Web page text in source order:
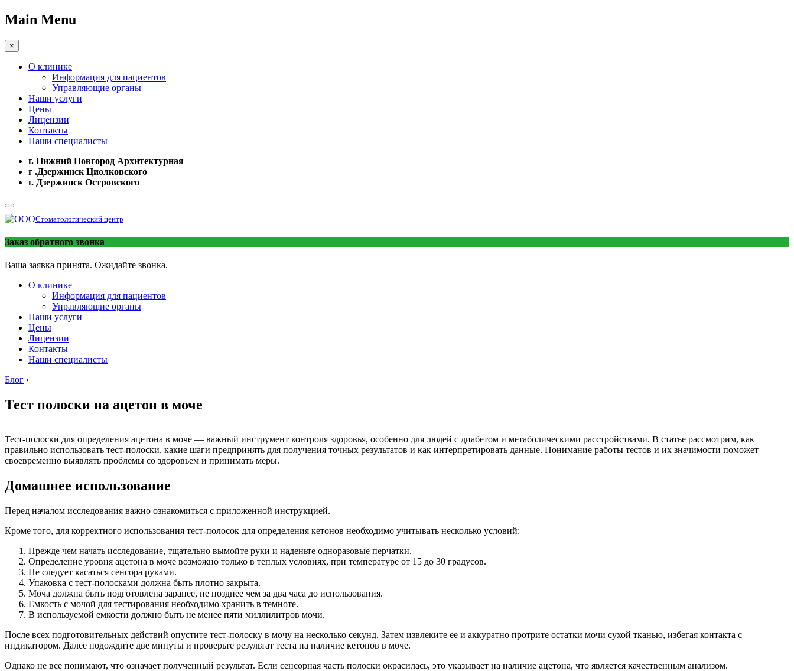
Main Menu
×
О клинике
Информация для пациентов
Управляющие органы
Наши услуги
Цены
Лицензии
Контакты
Наши специалисты
г. Нижний Новгород Архитектурная
г .Дзержинск Циолковского
г. Дзержинск Островского
Стоматологический центр
Заказ обратного звонка
Ваша заявка принята. Ожидайте звонка.
О клинике
Информация для пациентов
Управляющие органы
Наши услуги
Цены
Лицензии
Контакты
Наши специалисты
Блог ›
Тест полоски на ацетон в моче
Тест-полоски для определения ацетона в моче — важный инструмент контроля здоровья, особенно для людей с диабетом и метаболическими расстройствами. В статье рассмотрим, как
правильно использовать тест-полоски, какие шаги предпринять для получения точных результатов и как интерпретировать данные. Понимание работы тестов и их значимости поможет
своевременно выявлять проблемы со здоровьем и принимать меры.
Домашнее использование
Перед началом исследования важно ознакомиться с приложенной инструкцией.
Кроме того, для корректного использования тест-полосок для определения кетонов необходимо учитывать несколько условий:
Прежде чем начать исследование, тщательно вымойте руки и наденьте одноразовые перчатки.
Определение уровня ацетона в моче возможно только в теплых условиях, при температуре от 15 до 30 градусов.
Не следует касаться сенсора руками.
Упаковка с тест-полосками должна быть плотно закрыта.
Моча должна быть подготовлена заранее, не позднее чем за два часа до использования.
Емкость с мочой для тестирования необходимо хранить в темноте.
В используемой емкости должно быть не менее пяти миллилитров мочи.
После всех подготовительных действий опустите тест-полоску в мочу на несколько секунд. Затем извлеките ее и аккуратно протрите остатки мочи сухой тканью, избегая контакта с
индикатором. Далее подождите две минуты и проверьте результат теста на наличие кетонов в моче.
Однако не все понимают, что означает полученный результат. Если сенсорная часть полоски окрасилась, это указывает на наличие ацетона, что является качественным анализом.